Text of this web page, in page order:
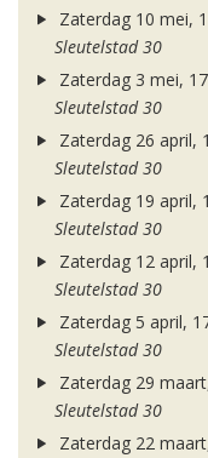
Zaterdag 10 mei,
Sleutelstad 30
Zaterdag 3 mei,
Sleutelstad 30
Zaterdag 26 april,
Sleutelstad 30
Zaterdag 19 april,
Sleutelstad 30
Zaterdag 12 april,
Sleutelstad 30
Zaterdag 5 april,
Sleutelstad 30
Zaterdag 29
Sleutelstad 30
Zaterdag 22